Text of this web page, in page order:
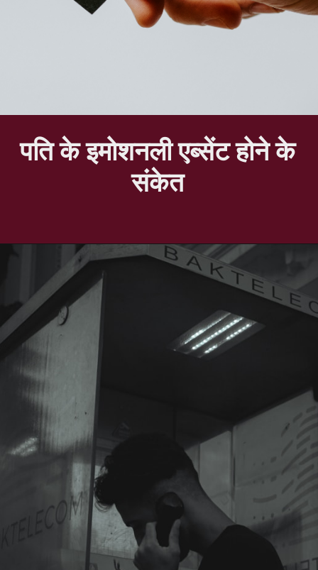
पति के इमोशनली एब्सेंट होने के
संकेत